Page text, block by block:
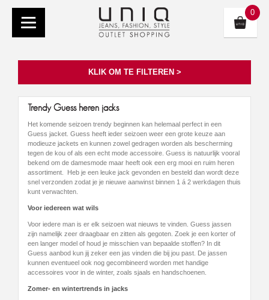
0
KLIK OM TE FILTEREN >
Trendy Guess heren jacks
Het komende seizoen trendy beginnen kan helemaal perfect in een
Guess jacket. Guess heeft ieder seizoen weer een grote keuze aan
modieuze jackets en kunnen zowel gedragen worden als bescherming
tegen de kou of als een echt mode accessoire. Guess is natuurlijk vooral
bekend om de damesmode maar heeft ook een erg mooi en ruim heren
assortiment. Heb je een leuke jack gevonden en besteld dan wordt deze
snel verzonden zodat je je nieuwe aanwinst binnen 1 á 2 werkdagen thuis
kunt verwachten.
Voor iedereen wat wils
Voor iedere man is er elk seizoen wat nieuws te vinden. Guess jassen
zijn namelijk zeer draagbaar en zitten als gegoten. Zoek je een korter of
een langer model of houd je misschien van bepaalde stoffen? In dit
Guess aanbod kun jij zeker een jas vinden die bij jou past. De jassen
kunnen eventueel ook nog gecombineerd worden met handige
accessoires voor in de winter, zoals sjaals en handschoenen.
Zomer- en wintertrends in jacks